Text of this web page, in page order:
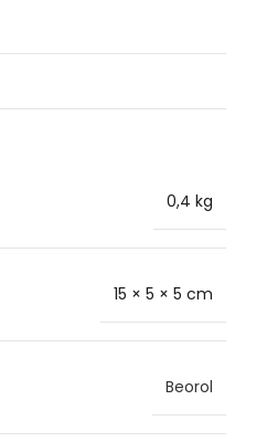
0,4 kg
15 × 5 × 5 cm
Beorol